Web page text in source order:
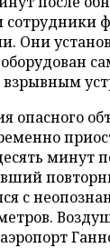
Они
опасного
минут
с